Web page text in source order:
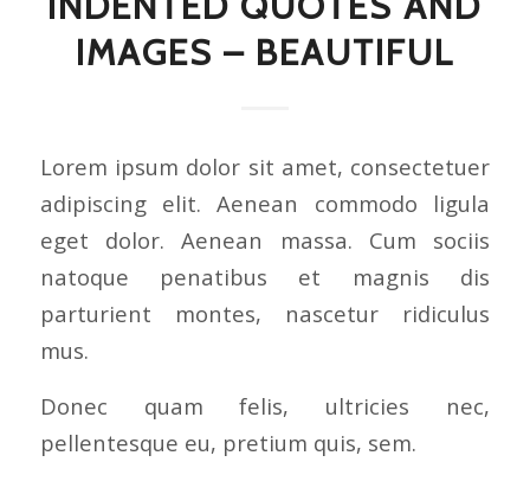
IMAGES – BEAUTIFUL
Lorem ipsum dolor sit amet, consectetuer
adipiscing elit. Aenean commodo ligula
eget dolor. Aenean massa. Cum sociis
natoque penatibus et magnis dis
parturient montes, nascetur ridiculus
mus.
Donec quam felis, ultricies nec,
pellentesque eu, pretium quis, sem.